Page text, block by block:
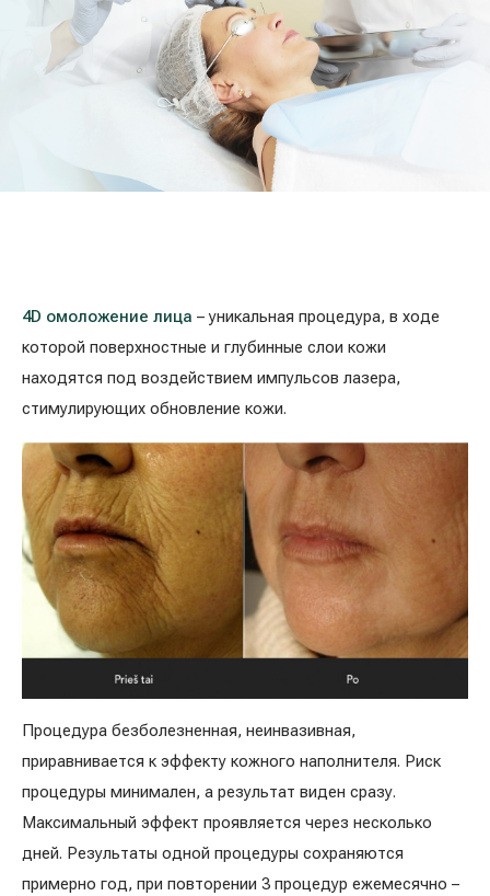
4D омоложение лица – уникальная процедура, в ходе
которой поверхностные и глубинные слои кожи
находятся под воздействием импульсов лазера,
стимулирующих обновление кожи.
Процедура безболезненная, неинвазивная,
приравнивается к эффекту кожного наполнителя. Риск
процедуры минимален, а результат виден сразу.
Максимальный эффект проявляется через несколько
дней. Результаты одной процедуры сохраняются
примерно год, при повторении 3 процедур ежемесячно –
Лечение расширенных вен на ногах
Гастроэнтерология
Кардиология (лечение сердца и сосудов)
Неврология и психиатрия
(ЛОР)
Лечение аллергий и дыхательных путей
Программы проверки здоровья
Реабилитация и спортивная медицина
Все услуги
Все врачи
Galerija